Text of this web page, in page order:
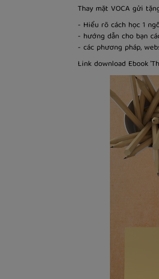
Thay mặt VOCA gửi
- Hiểu rõ cách học 1
- hướng dẫn cho bạn
- các phương pháp,
Link download Ebook